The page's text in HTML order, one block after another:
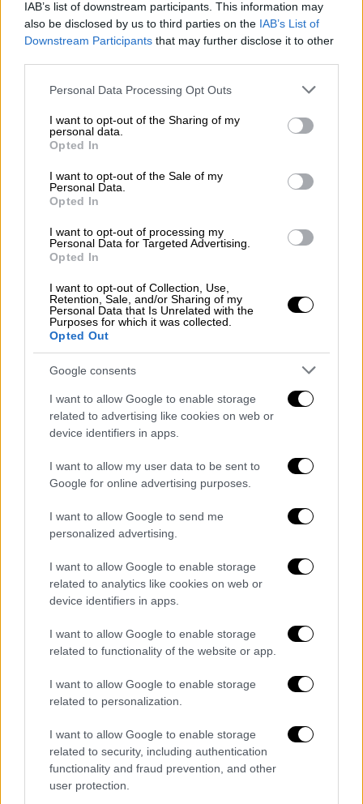
IAB’s list of downstream participants. This information may
also be disclosed by us to third parties on the IAB’s List of
Downstream Participants that may further disclose it to other
Please note that this website/app uses one or more Google
not limited to your visit or usage behaviour. You may click to
grant or deny consent to Google and its third-party tags to
use your data for below specified purposes in below Google
consent section.
Personal Data Processing Opt Outs
I want to opt-out of the Sharing of my
personal data.
Opted In
I want to opt-out of the Sale of my
Personal Data.
Opted In
I want to opt-out of processing my
Personal Data for Targeted Advertising.
Opted In
I want to opt-out of Collection, Use,
Retention, Sale, and/or Sharing of my
Personal Data that Is Unrelated with the
Purposes for which it was collected.
Opted Out
Google consents
I want to allow Google to enable storage
related to advertising like cookies on web or
device identifiers in apps.
I want to allow my user data to be sent to
Google for online advertising purposes.
I want to allow Google to send me
personalized advertising.
I want to allow Google to enable storage
related to analytics like cookies on web or
device identifiers in apps.
I want to allow Google to enable storage
related to functionality of the website or app.
I want to allow Google to enable storage
related to personalization.
I want to allow Google to enable storage
related to security, including authentication
functionality and fraud prevention, and other
user protection.
(αίθουσας ΕΙΠ) της ΔΕΘ και οικαθηγητές
του ΑΠΘ Γιώργος Αντωνίου και Κυριάκος
Το βιβλίο αυτό είναι το απόσταγμα
συστηματικής ενασχόλησης του καθηγητή
του ΑΠΘ με την Ελληνική Επανάσταση για
περίπου δεκαπέντε χρόνια. Αφορά μία από
τις πιο συγκινητικές κοινωνικές πτυχές της,
την ιστορία μιας ευάριθμης ομάδας
ορφανών- που με μυθιστορηματικό τρόπο
αρχικά διέφυγαν από τα πεδία των μαχών,
ενώ ακολούθως ταξίδεψαν στο Νέο Κόσμο.
Πρόκειται για ένα συναρπαστικό οδοιπορικό
σε κάποιους από τους ιερούς τόπους του
Αγώνα, τη Χίο, τη Νάουσα, τα Ψαρά, το
Μεσολόγγι, περιοχές από τις οποίες
κατεξοχήν κατάγονταν τα ορφανά της
Επανάστασης. Και από εκεί στη νέα πατρίδα,
τη φιλόξενη ανατολική ακτή των ΗΠΑ και τα
εμβληματικά φιλελεύθερα εκπαιδευτικά
ιδρύματά της, το Amherst College, τα
Πανεπιστήμια του Harvard και του Yale, όπου
κυρίως εγκαταστάθηκαν.
Τα ορφανά Ελληνόπουλα, που μεταφέρθηκαν
στις ΗΠΑ, δεν ξέχασαν την καταγωγή τους
ούτε απώλεσαν την ελληνική ταυτότητά
τους. Αντίθετα, την εμπλούτισαν με τις
φιλελεύθερες παραδοσιακές αμερικανικές
από φιλάνθρωπες οικογένειες Αμερικανών.
Εξελίχθηκαν έτσι σε συνδετικούς κρίκους
ανάμεσα σε δύο έθνη, το ελληνικό και το
αμερικανικό. Ένα συγκλονιστικό βιβλίο για
την παραγνωρισμένη, ανθρώπινη πλευρά της
Ελληνικής Επανάστασης.